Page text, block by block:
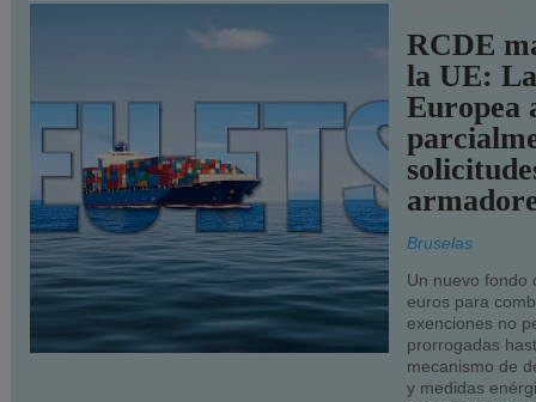
RCDE
la UE:
Europea
Bruselas
Un nuevo fondo
euros para
exenciones no
prorrogadas
mecanismo de
y medidas